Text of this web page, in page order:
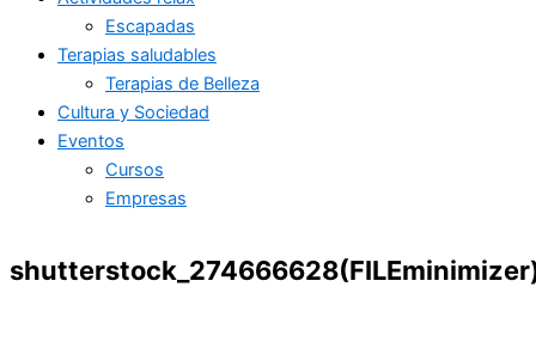
Escapadas
Terapias saludables
Terapias de Belleza
Cultura y Sociedad
Eventos
Cursos
Empresas